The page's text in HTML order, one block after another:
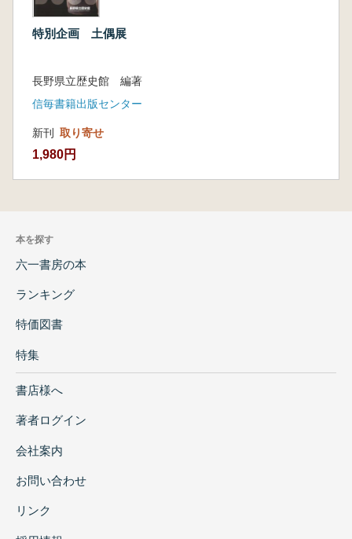
特別企画 土偶展
長野県立歴史館 編著
信毎書籍出版センター
新刊 取り寄せ
1,980円
本を探す
六一書房の本
ランキング
特価図書
特集
書店様へ
著者ログイン
会社案内
お問い合わせ
リンク